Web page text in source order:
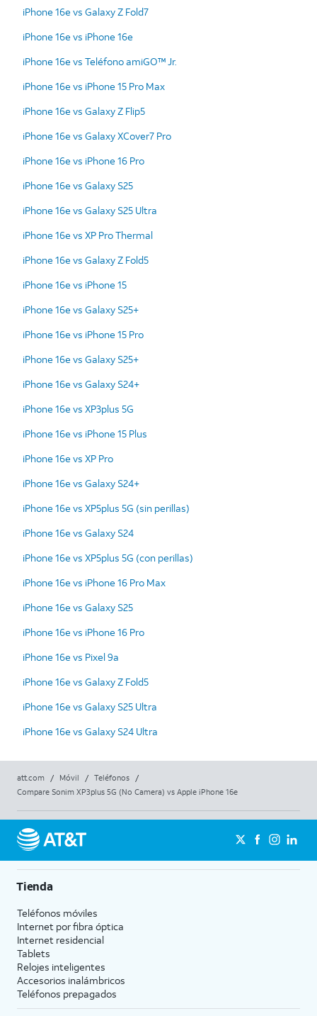
iPhone 16e vs Galaxy Z Fold7
iPhone 16e vs iPhone 16e
iPhone 16e vs Teléfono amiGO™ Jr.
iPhone 16e vs iPhone 15 Pro Max
iPhone 16e vs Galaxy Z Flip5
iPhone 16e vs Galaxy XCover7 Pro
iPhone 16e vs iPhone 16 Pro
iPhone 16e vs Galaxy S25
iPhone 16e vs Galaxy S25 Ultra
iPhone 16e vs XP Pro Thermal
iPhone 16e vs Galaxy Z Fold5
iPhone 16e vs iPhone 15
iPhone 16e vs Galaxy S25+
iPhone 16e vs iPhone 15 Pro
iPhone 16e vs Galaxy S25+
iPhone 16e vs Galaxy S24+
iPhone 16e vs XP3plus 5G
iPhone 16e vs iPhone 15 Plus
iPhone 16e vs XP Pro
iPhone 16e vs Galaxy S24+
iPhone 16e vs XP5plus 5G (sin perillas)
iPhone 16e vs Galaxy S24
iPhone 16e vs XP5plus 5G (con perillas)
iPhone 16e vs iPhone 16 Pro Max
iPhone 16e vs Galaxy S25
iPhone 16e vs iPhone 16 Pro
iPhone 16e vs Pixel 9a
iPhone 16e vs Galaxy Z Fold5
iPhone 16e vs Galaxy S25 Ultra
iPhone 16e vs Galaxy S24 Ultra
att.com / Móvil / Teléfonos
/
Compare Sonim XP3plus 5G (No Camera) vs Apple iPhone 16e
Tienda
Teléfonos móviles
Internet por fibra óptica
Internet residencial
Tablets
Relojes inteligentes
Accesorios inalámbricos
Teléfonos prepagados